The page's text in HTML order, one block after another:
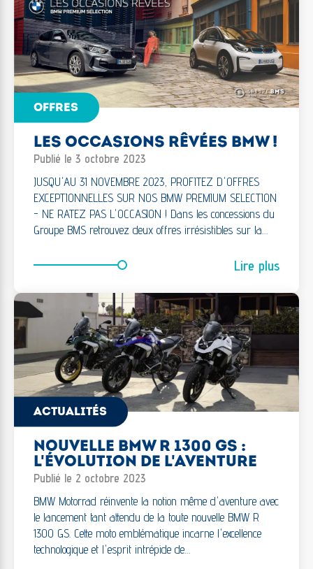
OFFRES
LES OCCASIONS RÊVÉES BMW !
Publié le 3 octobre 2023
JUSQU'AU 31 NOVEMBRE 2023, PROFITEZ D'OFFRES
EXCEPTIONNELLES SUR NOS BMW PREMIUM SELECTION
- NE RATEZ PAS L'OCCASION ! Dans les concessions du
Groupe BMS retrouvez deux offres irrésistibles sur la…
Lire plus
ACTUALITÉS
NOUVELLE BMW R 1300 GS :
L'ÉVOLUTION DE L'AVENTURE
Publié le 2 octobre 2023
BMW Motorrad réinvente la notion même d'aventure avec
le lancement tant attendu de la toute nouvelle BMW R
1300 GS. Cette moto emblématique incarne l'excellence
technologique et l'esprit intrépide de…